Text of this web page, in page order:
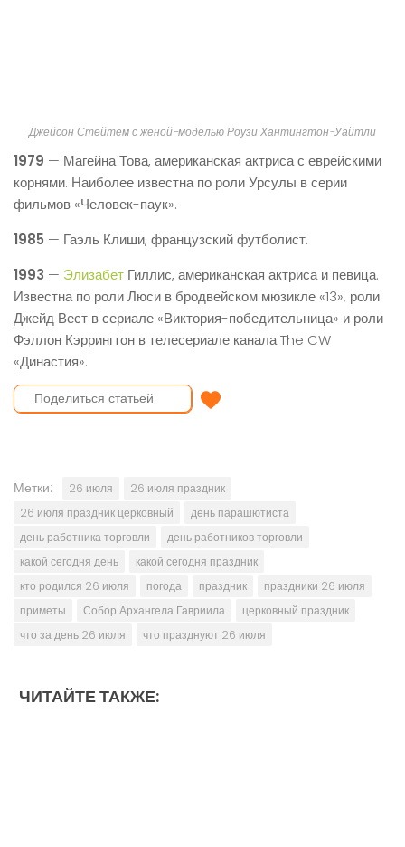
Джейсон Стейтем с женой-моделью Роузи Хантингтон-Уайтли
1979 — Магейна Това, американская актриса с еврейскими
корнями. Наиболее известна по роли Урсулы в серии
фильмов «Человек-паук».
1985 — Гаэль Клиши, французский футболист.
1993 — Элизабет Гиллис, американская актриса и певица.
Известна по роли Люси в бродвейском мюзикле «13», роли
Джейд Вест в сериале «Виктория-победительница» и роли
Фэллон Кэррингтон в телесериале канала The CW
«Династия».
Отправить поздравление
Метки: 26 июля
26 июля праздник
26 июля праздник церковный
день парашютиста
день работника торговли
день работников торговли
какой сегодня день
какой сегодня праздник
кто родился 26 июля
погода праздник
праздники 26 июля
приметы
Собор Архангела Гавриила
церковный праздник
что за день 26 июля
что празднуют 26 июля
ЧИТАЙТЕ ТАКЖЕ: